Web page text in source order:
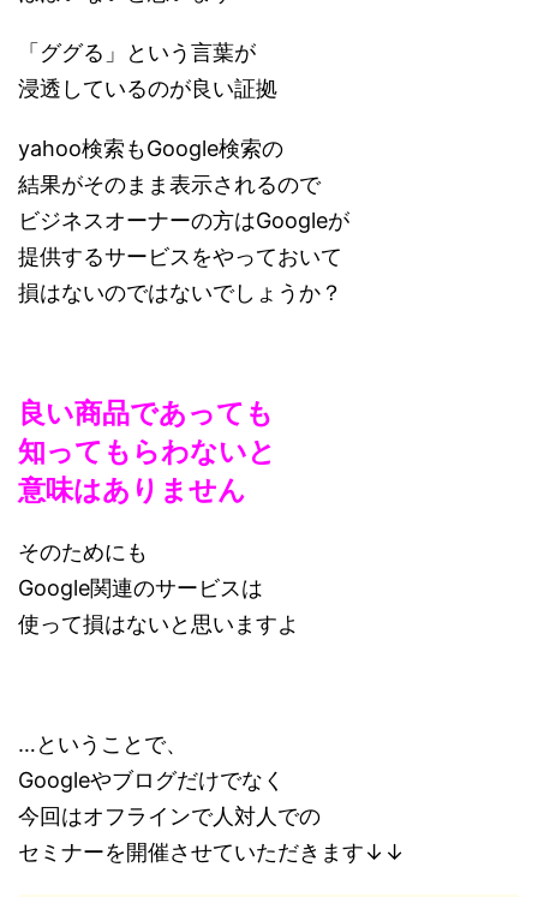
「ググる」という言葉が
浸透しているのが良い証拠
yahoo検索もGoogle検索の
結果がそのまま表示されるので
ビジネスオーナーの方はGoogleが
提供するサービスをやっておいて
損はないのではないでしょうか？
良い商品であっても
知ってもらわないと
意味はありません
そのためにも
Google関連のサービスは
使って損はないと思いますよ
…ということで、
Googleやブログだけでなく
今回はオフラインで人対人での
セミナーを開催させていただきます↓↓